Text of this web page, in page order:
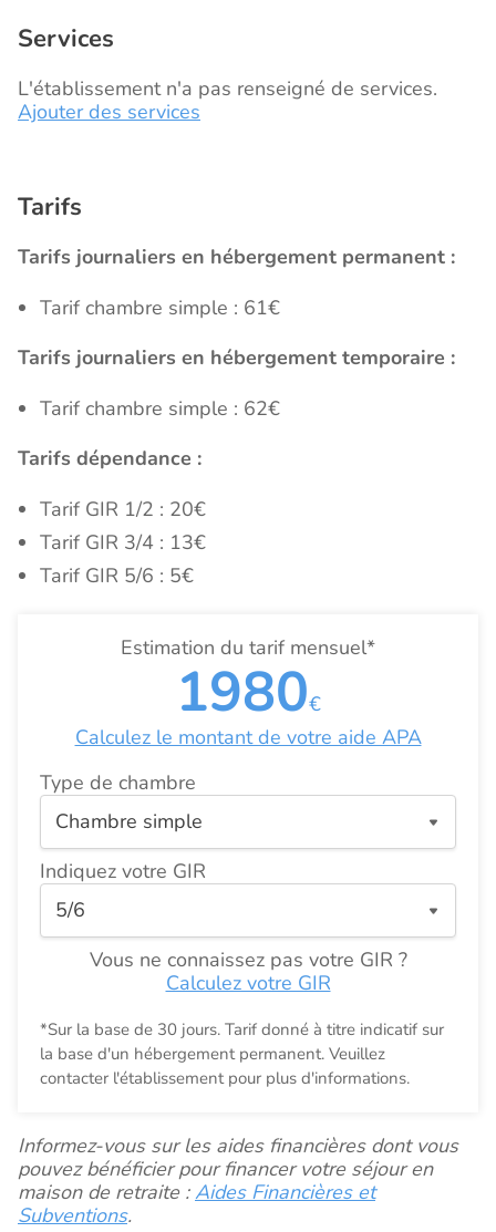
Services
L'établissement n'a pas renseigné de services.
Ajouter des services
Tarifs
Tarifs journaliers en hébergement permanent :
Tarif chambre simple : 61€
Tarifs journaliers en hébergement temporaire :
Tarif chambre simple : 62€
Tarifs dépendance :
Tarif GIR 1/2 : 20€
Tarif GIR 3/4 : 13€
Tarif GIR 5/6 : 5€
Estimation du tarif mensuel*
1980€
Calculez le montant de votre aide APA
Type de chambre
Indiquez votre GIR
Vous ne connaissez pas votre GIR ?
Calculez votre GIR
*Sur la base de 30 jours. Tarif donné à titre indicatif sur
la base d'un hébergement permanent. Veuillez
contacter l'établissement pour plus d'informations.
Informez-vous sur les aides financières dont vous
pouvez bénéficier pour financer votre séjour en
maison de retraite :Aides Financières et
Subventions.